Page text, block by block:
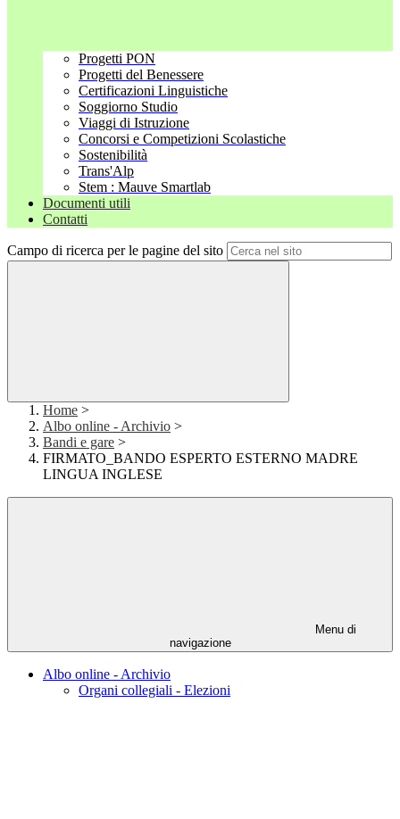
Progetti PON
Progetti del Benessere
Certificazioni Linguistiche
Soggiorno Studio
Viaggi di Istruzione
Concorsi e Competizioni Scolastiche
Sostenibilità
Trans'Alp
Stem : Mauve Smartlab
Documenti utili
Contatti
Campo di ricerca per le pagine del sito
Home >
Albo online - Archivio >
Bandi e gare >
FIRMATO_BANDO ESPERTO ESTERNO MADRE
LINGUA INGLESE
Menu di
navigazione
Albo online - Archivio
Organi collegiali - Elezioni